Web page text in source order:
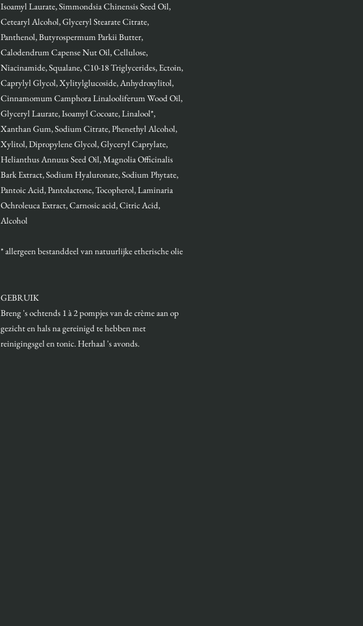
Isoamyl Laurate, Simmondsia Chinensis Seed Oil,
Cetearyl Alcohol, Glyceryl Stearate Citrate,
Panthenol, Butyrospermum Parkii Butter,
Calodendrum Capense Nut Oil, Cellulose,
Niacinamide, Squalane, C10-18 Triglycerides, Ectoin,
Caprylyl Glycol, Xylitylglucoside, Anhydroxylitol,
Cinnamomum Camphora Linalooliferum Wood Oil,
Glyceryl Laurate, Isoamyl Cocoate, Linalool*,
Xanthan Gum, Sodium Citrate, Phenethyl Alcohol,
Xylitol, Dipropylene Glycol, Glyceryl Caprylate,
Helianthus Annuus Seed Oil, Magnolia Officinalis
Bark Extract, Sodium Hyaluronate, Sodium Phytate,
Pantoic Acid, Pantolactone, Tocopherol, Laminaria
Ochroleuca Extract, Carnosic acid, Citric Acid,
Alcohol
* allergeen bestanddeel van natuurlijke etherische olie
GEBRUIK
Breng 's ochtends 1 à 2 pompjes van de crème aan op
gezicht en hals na gereinigd te hebben met
reinigingsgel en tonic. Herhaal 's avonds.